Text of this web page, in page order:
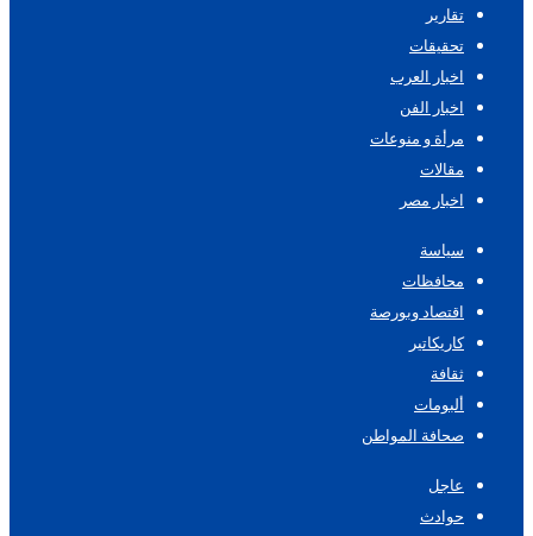
تقارير
تحقيقات
اخبار العرب
اخبار الفن
مرأة و منوعات
مقالات
اخبار مصر
سياسة
محافظات
اقتصاد وبورصة
كاريكاتير
ثقافة
ألبومات
صحافة المواطن
عاجل
حوادث